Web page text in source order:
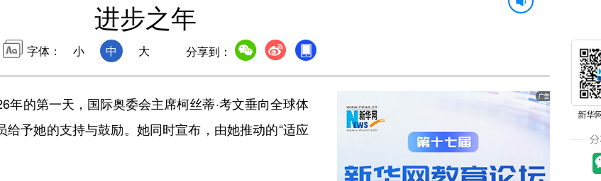
进步之年
字体： 小 中 大 分享到：
的第一天，国际奥委会主席柯丝蒂·考文垂向全球体
予她的支持与鼓励。她同时宣布，由她推动的“适应